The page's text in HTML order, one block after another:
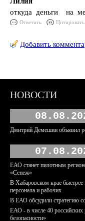
откуда деньги на
Ответить Цитировать
Добавить
НОВОСТИ
Дмитрий Демешин объявил
ЕАО станет пилотным
«Сенеж»
В Хабаровском крае быстрее
персонала и рабочих
В ЕАО обсудили стратегию
ЕАО - в числе 40 российских
безопасности»